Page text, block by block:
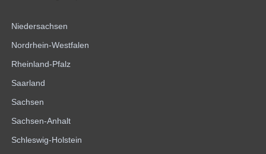
Niedersachsen
Nordrhein-Westfalen
Rheinland-Pfalz
Saarland
Sachsen
Sachsen-Anhalt
Schleswig-Holstein